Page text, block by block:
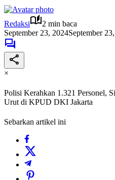
Redaksi
2 min baca
September 23, 2024September
×
Polisi Kerahkan 1.321 Personel,
Urut di KPUD DKI Jakarta
Sebarkan artikel ini